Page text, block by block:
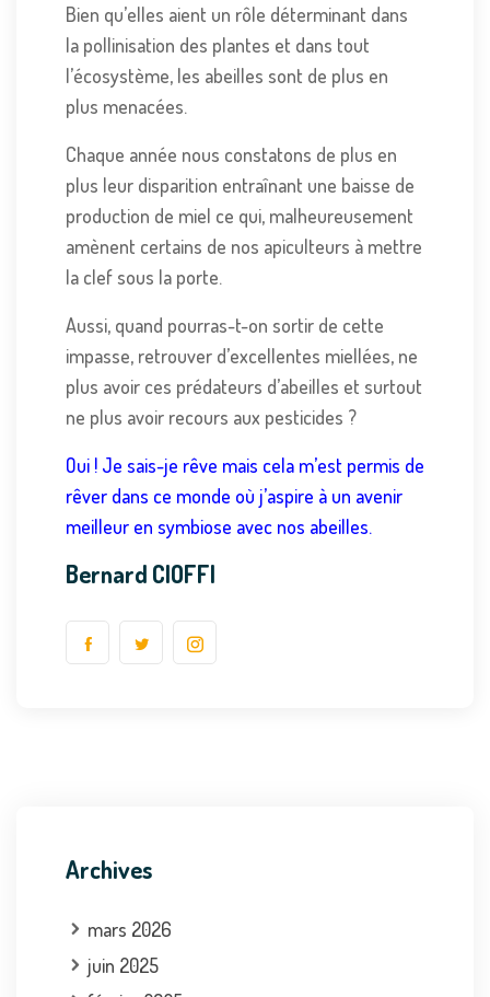
Bien qu’elles aient un rôle déterminant dans
la pollinisation des plantes et dans tout
l’écosystème, les abeilles sont de plus en
plus menacées.
Chaque année nous constatons de plus en
plus leur disparition entraînant une baisse de
production de miel ce qui, malheureusement
amènent certains de nos apiculteurs à mettre
la clef sous la porte.
Aussi, quand pourras-t-on sortir de cette
impasse, retrouver d’excellentes miellées, ne
plus avoir ces prédateurs d’abeilles et surtout
ne plus avoir recours aux pesticides ?
Oui ! Je sais-je rêve mais cela m’est permis de
rêver dans ce monde où j’aspire à un avenir
meilleur en symbiose avec nos abeilles.
Bernard CIOFFI
Archives
mars 2026
juin 2025